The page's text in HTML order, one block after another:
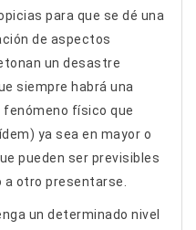
para que se dé una
de aspectos
un desastre
siempre habrá una
fenómeno físico que
ya sea en mayor o
pueden ser previsibles
a otro presentarse.
un determinado nivel